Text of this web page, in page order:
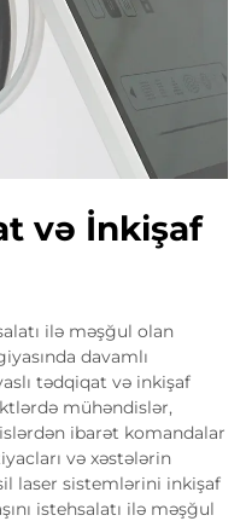
və İnkişaf
ilə məşğul olan
davamlı
tədqiqat və inkişaf
mühəndislər,
ibarət komandalar
və xəstələrin
laser sistemlərini inkişaf
istehsalatı ilə məşğul